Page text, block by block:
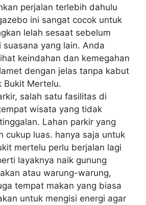
perjalan terlebih dahulu
ini sangat cocok untuk
lelah sesaat sebelum
suasana yang lain. Anda
keindahan dan kemegahan
dengan jelas tanpa kabut
Bukit Mertelu.
salah satu fasilitas di
wisata yang tidak
Lahan parkir yang
cukup luas. hanya saja untuk
mertelu perlu berjalan lagi
layaknya naik gunung
atau warung-warung,
tempat makan yang biasa
untuk mengisi energi agar